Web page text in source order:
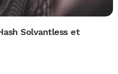
Solvantless et